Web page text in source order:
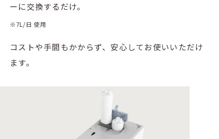
ーに交換するだけ。
※7L/日 使用
コストや手間もかからず、安心してお使いいただけ
ます。